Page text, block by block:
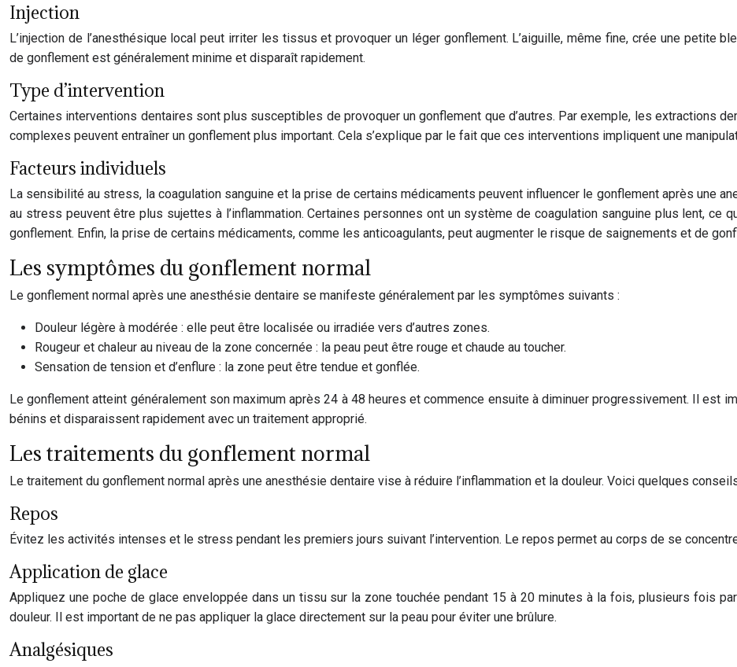
Injection
L’injection de l’anesthésique local peut irriter les tissus et provoquer un léger gonflement. L’aiguille, même fine, crée une petite
de gonflement est généralement minime et disparaît rapidement.
Type d’intervention
Certaines interventions dentaires sont plus susceptibles de provoquer un gonflement que d’autres. Par exemple, les extractions
complexes peuvent entraîner un gonflement plus important. Cela s’explique par le fait que ces interventions impliquent une
Facteurs individuels
La sensibilité au stress, la coagulation sanguine et la prise de certains médicaments peuvent influencer le gonflement après une
au stress peuvent être plus sujettes à l’inflammation. Certaines personnes ont un système de coagulation sanguine plus lent, ce
gonflement. Enfin, la prise de certains médicaments, comme les anticoagulants, peut augmenter le risque de saignements et de
Les symptômes du gonflement normal
Le gonflement normal après une anesthésie dentaire se manifeste généralement par les symptômes suivants :
Douleur légère à modérée : elle peut être localisée ou irradiée vers d’autres zones.
Rougeur et chaleur au niveau de la zone concernée : la peau peut être rouge et chaude au toucher.
Sensation de tension et d’enflure : la zone peut être tendue et gonflée.
Le gonflement atteint généralement son maximum après 24 à 48 heures et commence ensuite à diminuer progressivement. Il est
bénins et disparaissent rapidement avec un traitement approprié.
Les traitements du gonflement normal
Le traitement du gonflement normal après une anesthésie dentaire vise à réduire l’inflammation et la douleur. Voici quelques
Repos
Évitez les activités intenses et le stress pendant les premiers jours suivant l’intervention. Le repos permet au corps de se
Application de glace
Appliquez une poche de glace enveloppée dans un tissu sur la zone touchée pendant 15 à 20 minutes à la fois, plusieurs fois
douleur. Il est important de ne pas appliquer la glace directement sur la peau pour éviter une brûlure.
Analgésiques